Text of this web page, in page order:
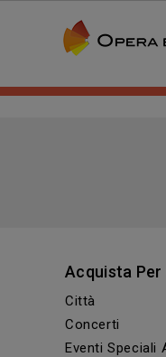
Acquista
Città
Concerti
Eventi Speciali